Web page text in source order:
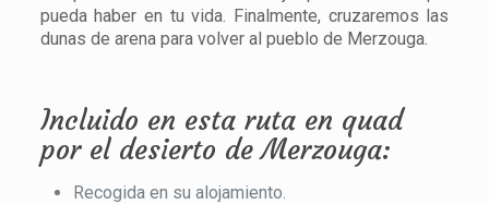
pueda haber en tu vida. Finalmente, cruzaremos las
dunas de arena para volver al pueblo de Merzouga.
Incluido en esta ruta en quad
por el desierto de Merzouga:
Recogida en su alojamiento.